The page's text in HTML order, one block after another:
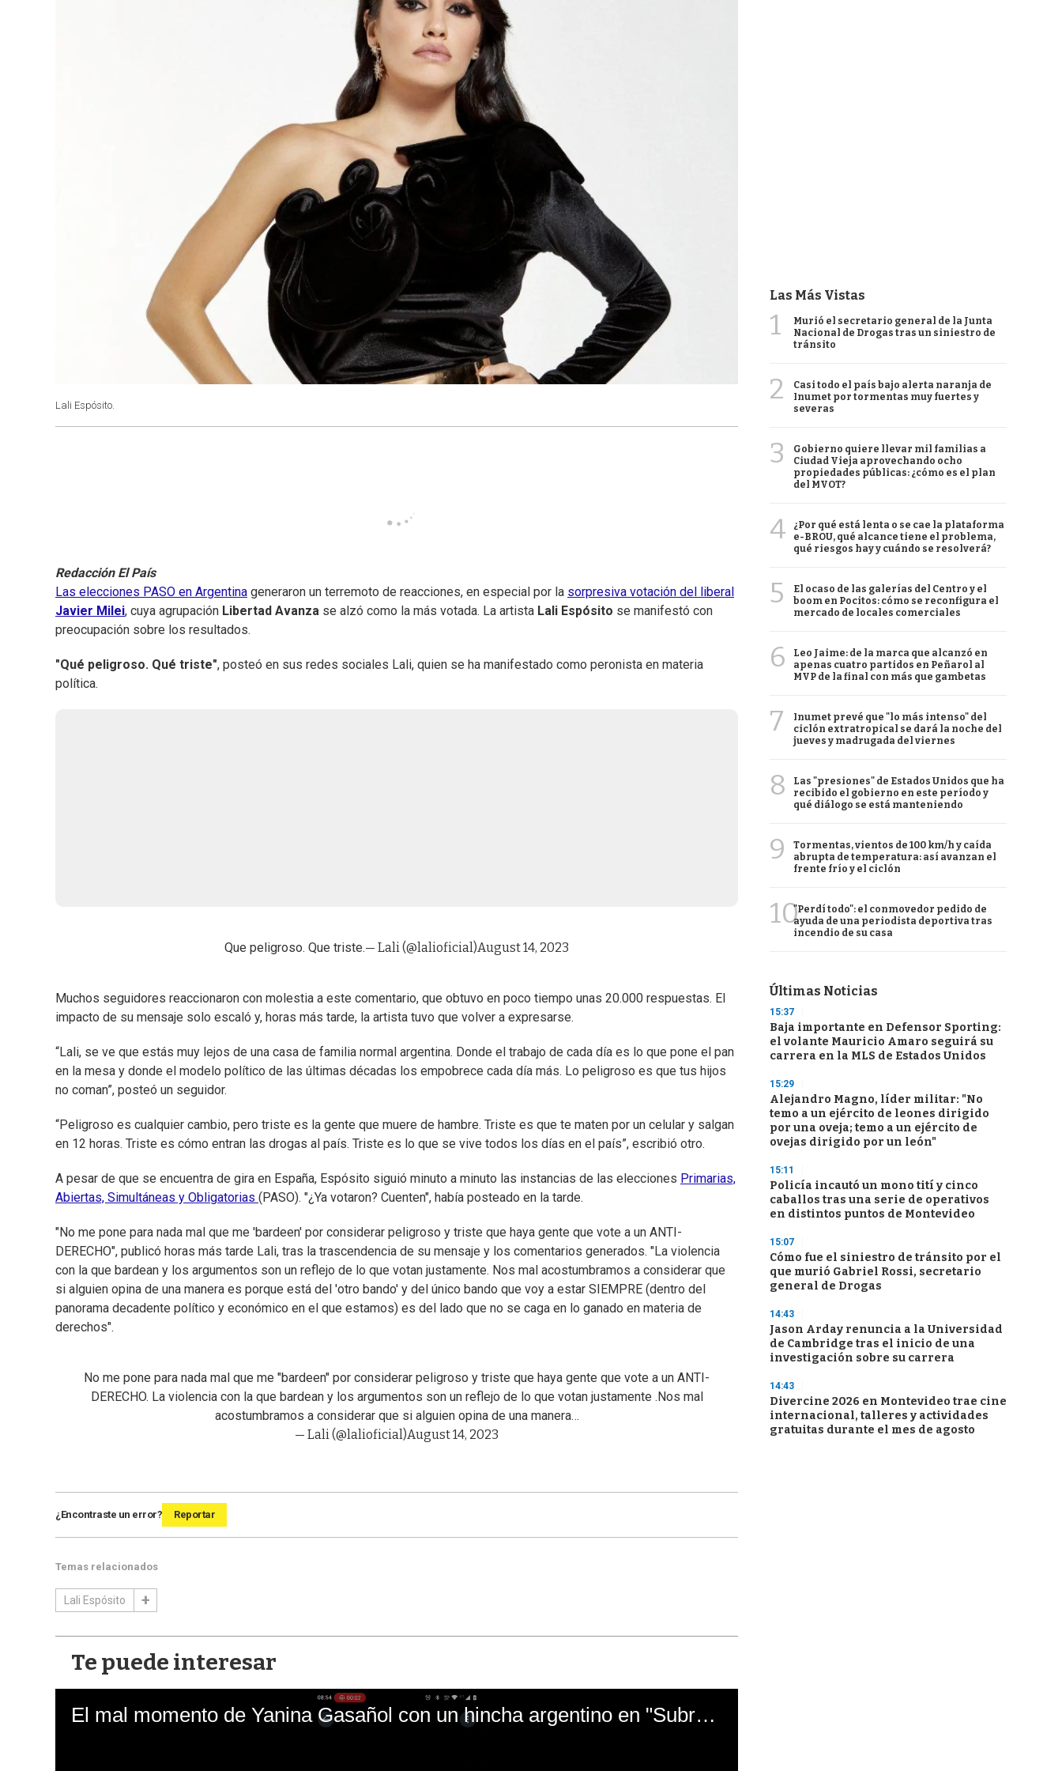
Lali Espósito.
Redacción El País
Las elecciones PASO en Argentina generaron un terremoto de reacciones, en especial por la sorpresiva votación del liberal
Javier Milei, cuya agrupación Libertad Avanza se alzó como la más votada. La artista Lali Espósito se manifestó con
preocupación sobre los resultados.
"Qué peligroso. Qué triste", posteó en sus redes sociales Lali, quien se ha manifestado como peronista en materia
política.
Que peligroso. Que triste.— Lali (@lalioficial)August 14, 2023
Muchos seguidores reaccionaron con molestia a este comentario, que obtuvo en poco tiempo unas 20.000 respuestas. El
impacto de su mensaje solo escaló y, horas más tarde, la artista tuvo que volver a expresarse.
“Lali, se ve que estás muy lejos de una casa de familia normal argentina. Donde el trabajo de cada día es lo que pone el pan
en la mesa y donde el modelo político de las últimas décadas los empobrece cada día más. Lo peligroso es que tus hijos
no coman”, posteó un seguidor.
“Peligroso es cualquier cambio, pero triste es la gente que muere de hambre. Triste es que te maten por un celular y salgan
en 12 horas. Triste es cómo entran las drogas al país. Triste es lo que se vive todos los días en el país”, escribió otro.
A pesar de que se encuentra de gira en España, Espósito siguió minuto a minuto las instancias de las elecciones Primarias,
Abiertas, Simultáneas y Obligatorias (PASO). "¿Ya votaron? Cuenten", había posteado en la tarde.
"No me pone para nada mal que me 'bardeen' por considerar peligroso y triste que haya gente que vote a un ANTI-
DERECHO", publicó horas más tarde Lali, tras la trascendencia de su mensaje y los comentarios generados. "La violencia
con la que bardean y los argumentos son un reflejo de lo que votan justamente. Nos mal acostumbramos a considerar que
si alguien opina de una manera es porque está del 'otro bando' y del único bando que voy a estar SIEMPRE (dentro del
panorama decadente político y económico en el que estamos) es del lado que no se caga en lo ganado en materia de
derechos".
No me pone para nada mal que me "bardeen" por considerar peligroso y triste que haya gente que vote a un ANTI-
DERECHO. La violencia con la que bardean y los argumentos son un reflejo de lo que votan justamente .Nos mal
acostumbramos a considerar que si alguien opina de una manera…
— Lali (@lalioficial)August 14, 2023
¿Encontraste un error? Reportar
Temas relacionados
Lali Espósito
Te puede interesar
El mal momento de Yanina Gasañol con un hincha argentino en "Subrayado"
Las Más Vistas
1
Murió el secretario general de la Junta
Nacional de Drogas tras un siniestro de
tránsito
2
Casi todo el país bajo alerta naranja de
Inumet por tormentas muy fuertes y
severas
3
Gobierno quiere llevar mil familias a
Ciudad Vieja aprovechando ocho
propiedades públicas: ¿cómo es el plan
del MVOT?
4
¿Por qué está lenta o se cae la plataforma
e-BROU, qué alcance tiene el problema,
qué riesgos hay y cuándo se resolverá?
5
El ocaso de las galerías del Centro y el
boom en Pocitos: cómo se reconfigura el
mercado de locales comerciales
6
Leo Jaime: de la marca que alcanzó en
apenas cuatro partidos en Peñarol al
MVP de la final con más que gambetas
7
Inumet prevé que "lo más intenso" del
ciclón extratropical se dará la noche del
jueves y madrugada del viernes
8
Las "presiones" de Estados Unidos que ha
recibido el gobierno en este período y
qué diálogo se está manteniendo
9
Tormentas, vientos de 100 km/h y caída
abrupta de temperatura: así avanzan el
frente frío y el ciclón
10"Perdí todo": el conmovedor pedido de
ayuda de una periodista deportiva tras
incendio de su casa
Últimas Noticias
15:37
Baja importante en Defensor Sporting:
el volante Mauricio Amaro seguirá su
carrera en la MLS de Estados Unidos
15:29
Alejandro Magno, líder militar: "No
temo a un ejército de leones dirigido
por una oveja; temo a un ejército de
ovejas dirigido por un león"
15:11
Policía incautó un mono tití y cinco
caballos tras una serie de operativos
en distintos puntos de Montevideo
15:07
Cómo fue el siniestro de tránsito por el
que murió Gabriel Rossi, secretario
general de Drogas
14:43
Jason Arday renuncia a la Universidad
de Cambridge tras el inicio de una
investigación sobre su carrera
14:43
Divercine 2026 en Montevideo trae cine
internacional, talleres y actividades
gratuitas durante el mes de agosto